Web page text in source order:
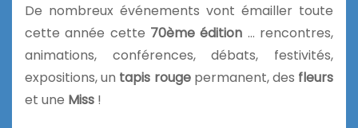
De nombreux événements vont émailler toute
cette année cette 70ème édition … rencontres,
animations, conférences, débats, festivités,
expositions, un tapis rougepermanent, des fleurs
et une Miss !